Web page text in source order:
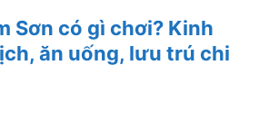
Sơn có gì chơi? Kinh
ăn uống, lưu trú chi